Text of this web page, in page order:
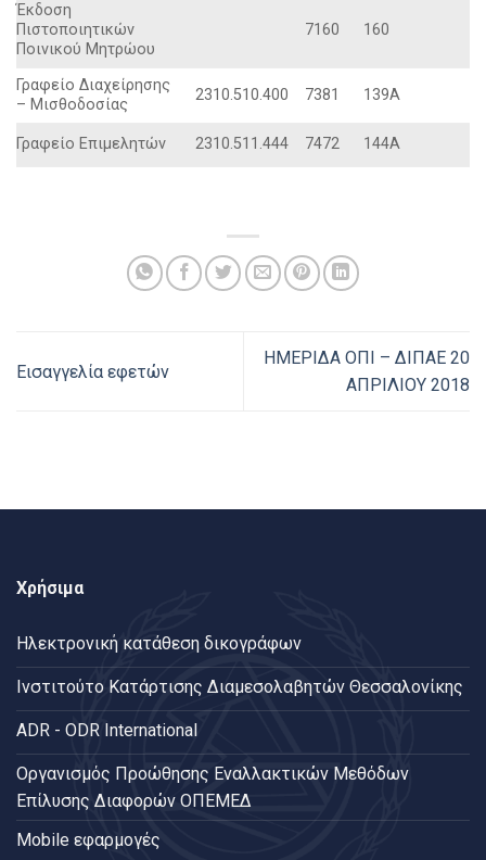
Έκδοση
Πιστοποιητικών
Ποινικού Mητρώου
7160 160
Γραφείο Διαχείρησης
– Μισθοδοσίας
2310.510.400 7381 139Α
Γραφείο Eπιμελητών 2310.511.444 7472 144A
Εισαγγελία εφετών
ΗΜΕΡΙΔΑ ΟΠΙ – ΔΙΠΑΕ 20
ΑΠΡΙΛΙΟΥ 2018
Χρήσιμα
Ηλεκτρονική κατάθεση δικογράφων
Ινστιτούτο Κατάρτισης Διαμεσολαβητών Θεσσαλονίκης
ADR - ODR International
Oργανισμός Προώθησης Εναλλακτικών Μεθόδων
Επίλυσης Διαφορών ΟΠΕΜΕΔ
Mobile εφαρμογές